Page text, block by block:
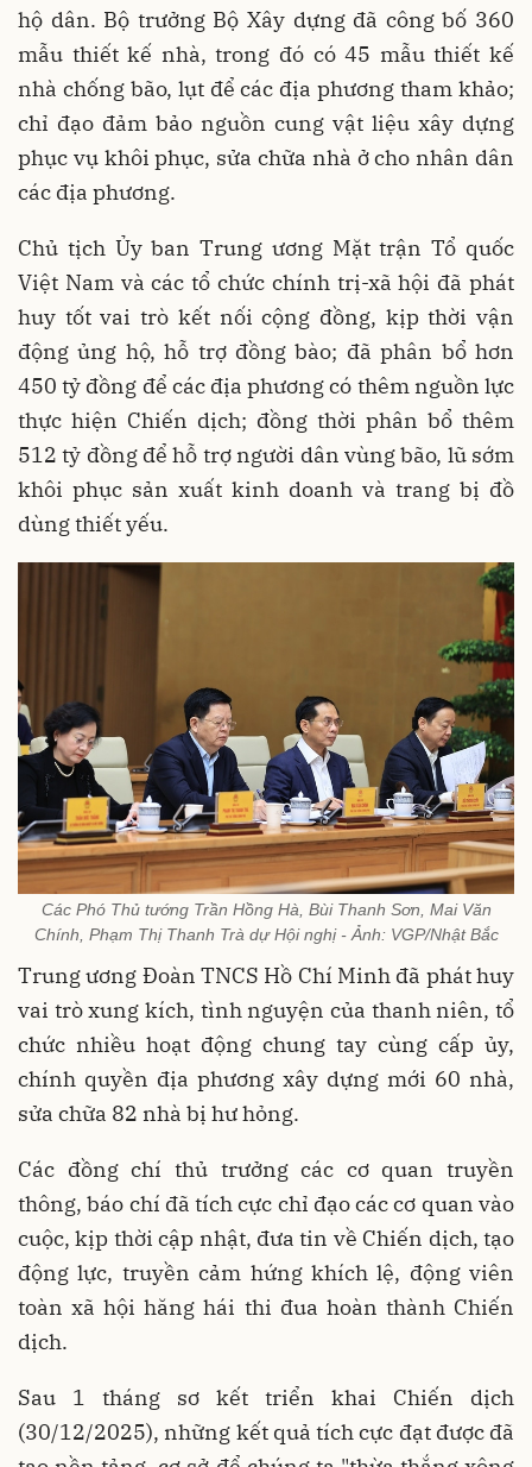
hộ dân. Bộ trưởng Bộ Xây dựng đã công bố 360
mẫu thiết kế nhà, trong đó có 45 mẫu thiết kế
nhà chống bão, lụt để các địa phương tham khảo;
chỉ đạo đảm bảo nguồn cung vật liệu xây dựng
phục vụ khôi phục, sửa chữa nhà ở cho nhân dân
các địa phương.
Chủ tịch Ủy ban Trung ương Mặt trận Tổ quốc
Việt Nam và các tổ chức chính trị-xã hội đã phát
huy tốt vai trò kết nối cộng đồng, kịp thời vận
động ủng hộ, hỗ trợ đồng bào; đã phân bổ hơn
450 tỷ đồng để các địa phương có thêm nguồn lực
thực hiện Chiến dịch; đồng thời phân bổ thêm
512 tỷ đồng để hỗ trợ người dân vùng bão, lũ sớm
khôi phục sản xuất kinh doanh và trang bị đồ
dùng thiết yếu.
Các Phó Thủ tướng Trần Hồng Hà, Bùi Thanh Sơn, Mai Văn
Chính, Phạm Thị Thanh Trà dự Hội nghị - Ảnh: VGP/Nhật Bắc
Trung ương Đoàn TNCS Hồ Chí Minh đã phát huy
vai trò xung kích, tình nguyện của thanh niên, tổ
chức nhiều hoạt động chung tay cùng cấp ủy,
chính quyền địa phương xây dựng mới 60 nhà,
sửa chữa 82 nhà bị hư hỏng.
Các đồng chí thủ trưởng các cơ quan truyền
thông, báo chí đã tích cực chỉ đạo các cơ quan vào
cuộc, kịp thời cập nhật, đưa tin về Chiến dịch, tạo
động lực, truyền cảm hứng khích lệ, động viên
toàn xã hội hăng hái thi đua hoàn thành Chiến
dịch.
Sau 1 tháng sơ kết triển khai Chiến dịch
(30/12/2025), những kết quả tích cực đạt được đã